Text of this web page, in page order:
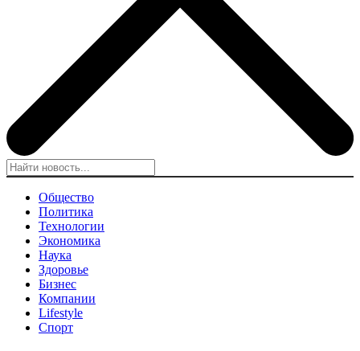
Общество
Политика
Технологии
Экономика
Наука
Здоровье
Бизнес
Компании
Lifestyle
Спорт